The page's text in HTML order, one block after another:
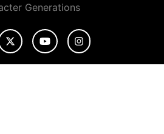
Generations